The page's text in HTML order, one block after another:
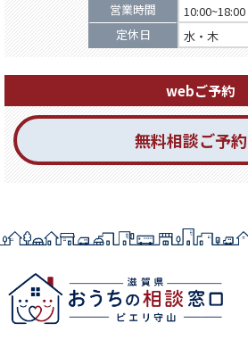
営業時間
10:00~18:00
定休日
水・木
webご予約
無料相談ご予約